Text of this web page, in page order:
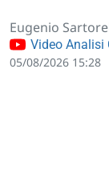
Eugenio
Video Analisi
05/08/2026 15:28